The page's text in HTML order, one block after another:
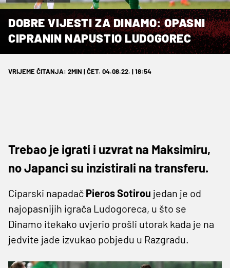
DOBRE VIJESTI ZA DINAMO: OPASNI
CIPRANIN NAPUSTIO LUDOGOREC
VRIJEME ČITANJA: 2MIN | ČET. 04.08.22. | 18:54
Trebao je igrati i uzvrat na Maksimiru,
no Japanci su inzistirali na transferu.
Ciparski napadač Pieros Sotirou jedan je od
najopasnijih igrača Ludogoreca, u što se
Dinamo itekako uvjerio prošli utorak kada je na
jedvite jade izvukao pobjedu u Razgradu.